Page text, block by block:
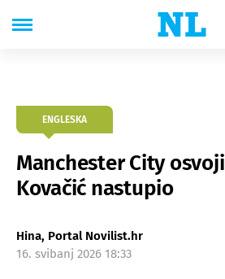
ENGLESKA
Manchester City
Kovačić nastupio
Hina, Portal Novilist.hr
16. svibanj 2026 18:33